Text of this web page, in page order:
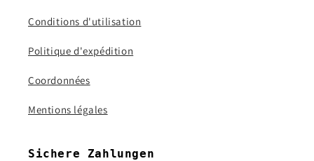
Conditions d'utilisation
Politique d'expédition
Coordonnées
Mentions légales
Sichere Zahlungen